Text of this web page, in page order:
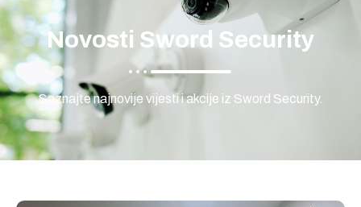
Novosti Sword Security
Saznajte najnovije vijesti i akcije iz Sword Security.